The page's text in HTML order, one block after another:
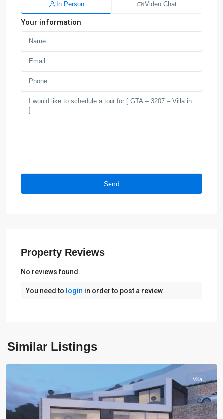
In Person Video Chat
Your information
Property Reviews
No reviews found.
You need to login in order to post a review
Similar Listings
Benissa
Villa